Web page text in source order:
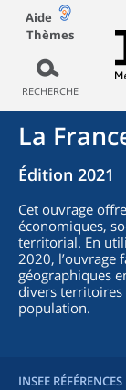
Aide
Thèmes
RECHERCHE
La
Édition 2021
Cet ouvrage
économiques,
territorial. En
2020, l’ouvrage
géographiques
divers territoires
population.
INSEE RÉFÉRENCES